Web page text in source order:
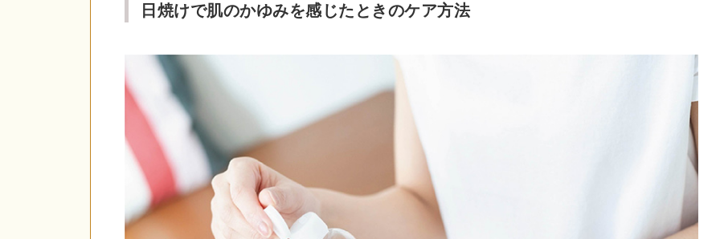
日焼けで肌のかゆみを感じたときのケア方法